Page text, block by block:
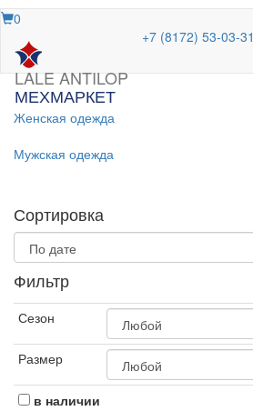
0
LALE ANTILOP
МЕХМАРКЕТ
+7 (8172) 53-03-31
Женская одежда
Мужская одежда
Сортировка
Фильтр
Сезон
Размер
в наличии